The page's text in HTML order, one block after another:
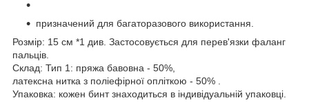
призначений для багаторазового використання.
Розмір: 15 см *1 див. Застосовується для перев'язки фаланг
пальців.
Склад: Тип 1: пряжа бавовна - 50%,
латексна нитка з поліефірної опліткою - 50% .
Упаковка: кожен бинт знаходиться в індивідуальній упаковці.